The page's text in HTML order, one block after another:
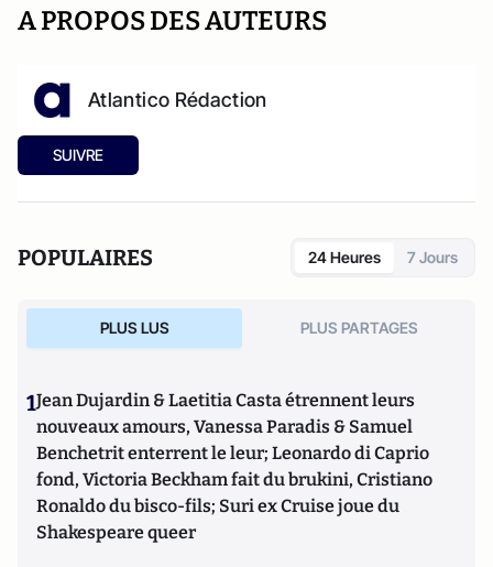
A PROPOS DES AUTEURS
Atlantico Rédaction
SUIVRE
POPULAIRES 24 Heures 7 Jours
PLUS LUS PLUS PARTAGES
1Jean Dujardin & Laetitia Casta étrennent leurs
nouveaux amours, Vanessa Paradis & Samuel
Benchetrit enterrent le leur; Leonardo di Caprio
fond, Victoria Beckham fait du brukini, Cristiano
Ronaldo du bisco-fils; Suri ex Cruise joue du
Shakespeare queer